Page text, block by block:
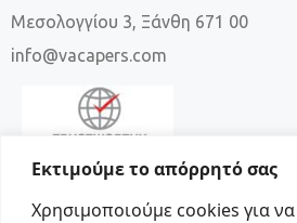
Εκτιμούμε το απόρρητό σας
Χρησιμοποιούμε cookies για
Μεσολογγίου 3, Ξάνθη 671 00
info@vacapers.com